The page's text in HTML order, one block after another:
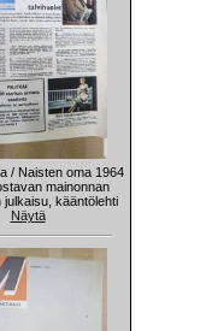
/ Naisten oma 1964
mainonnan
julkaisu, kääntölehti
Näytä